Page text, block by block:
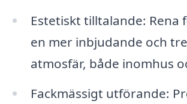
Estetiskt tilltalande: Rena
en mer inbjudande och
atmosfär, både inomhus
Fackmässigt utförande: